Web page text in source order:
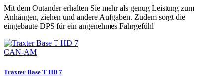
Mit dem Outander erhalten Sie mehr als genug Leistung zum
Anhängen, ziehen und andere Aufgaben. Zudem sorgt die
eingebaute DPS für ein angenehmes Fahrgefühl
CAN-AM
Traxter Base T HD 7